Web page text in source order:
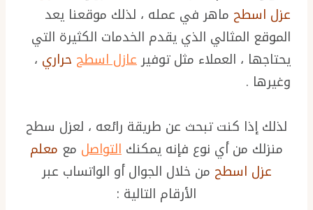
عزل اسطح ماهر في عمله ، لذلك موقعنا يعد
الموقع المثالي الذي يقدم الخدمات الكثيرة التي
يحتاجها ، العملاء مثل توفيرعازل اسطح حراري ،
وغيرها .
لذلك إذا كنت تبحث عن طريقة رائعه ، لعزل سطح
منزلك من أي نوع فإنه يمكنك التواصل مع معلم
عزل اسطح من خلال الجوال أو الواتساب عبر
الأرقام التالية :